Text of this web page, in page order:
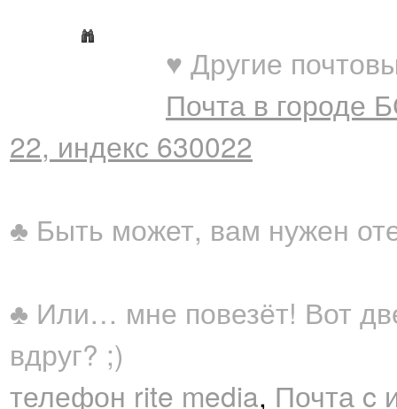
♥ Другие
Почта в городе
22, индекс 630022
♣ Быть может, вам нужен
♣ Или… мне повезёт! Вот
вдруг? ;)
телефон rite media, Почта c